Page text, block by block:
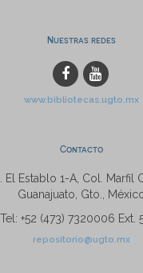
Nuestras redes
www.bibliotecas.ugto.mx
Contacto
El Establo 1-A, Col. Marfil
Guanajuato, Gto.,
Tel: +52 (473) 7320006 Ext.
repositorio@ugto.mx